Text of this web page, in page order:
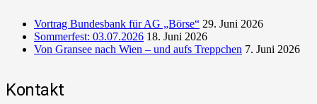
Vortrag Bundesbank für AG „Börse“ 29. Juni 2026
Sommerfest: 03.07.2026 18. Juni 2026
Von Gransee nach Wien – und aufs Treppchen 7. Juni 2026
Kontakt